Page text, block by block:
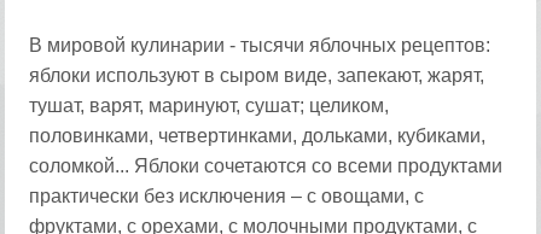
В мировой кулинарии - тысячи яблочных рецептов:
яблоки используют в сыром виде, запекают, жарят,
тушат, варят, маринуют, сушат; целиком,
половинками, четвертинками, дольками, кубиками,
соломкой... Яблоки сочетаются со всеми продуктами
практически без исключения – с овощами, с
фруктами, с орехами, с молочными продуктами, с